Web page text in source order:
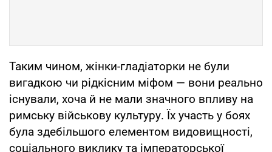
Таким чином, жінки-гладіаторки не були
вигадкою чи рідкісним міфом — вони реально
існували, хоча й не мали значного впливу на
римську військову культуру. Їх участь у боях
була здебільшого елементом видовищності,
соціального виклику та імператорської